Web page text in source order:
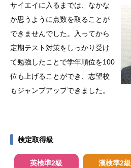
サイエイに入るまでは、なかな
か思うように点数を取ることが
できませんでした。入ってから
定期テスト対策をしっかり受け
て勉強したことで学年順位を100
位も上げることができ、志望校
もジャンプアップできました。
検定取得級
英検準2級 漢検準2級